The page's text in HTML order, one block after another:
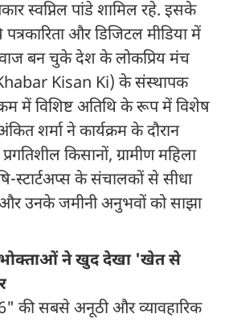
स्वप्निल पांडे शामिल रहे. इसके
और डिजिटल मीडिया में
बन चुके देश के लोकप्रिय मंच
Kisan Ki) के संस्थापक
में विशिष्ट अतिथि के रूप में विशेष
शर्मा ने कार्यक्रम के दौरान
किसानों, ग्रामीण महिला
स्टार्टअप्स के संचालकों से सीधा
और उनके जमीनी अनुभवों को साझा
ने खुद देखा 'खेत से
की सबसे अनूठी और व्यावहारिक